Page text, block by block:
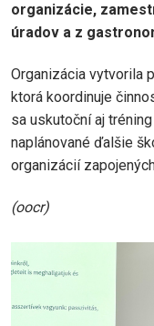
organizácie,
úradov a z
Organizácia vytvorila
ktorá koordinuje
sa uskutoční aj
naplánované ďalšie
organizácií
(oocr)